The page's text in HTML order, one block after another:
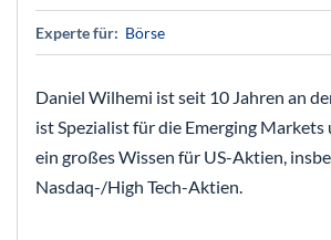
Experte für: Börse
Daniel Wilhemi ist seit 10 Jahren an
ist Spezialist für die Emerging
ein großes Wissen für US-Aktien,
Nasdaq-/High Tech-Aktien.